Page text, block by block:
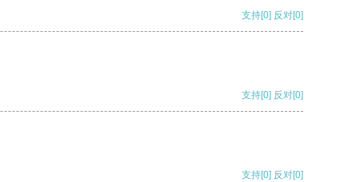
支持[0] 反对[0]
支持[0] 反对[0]
支持[0] 反对[0]